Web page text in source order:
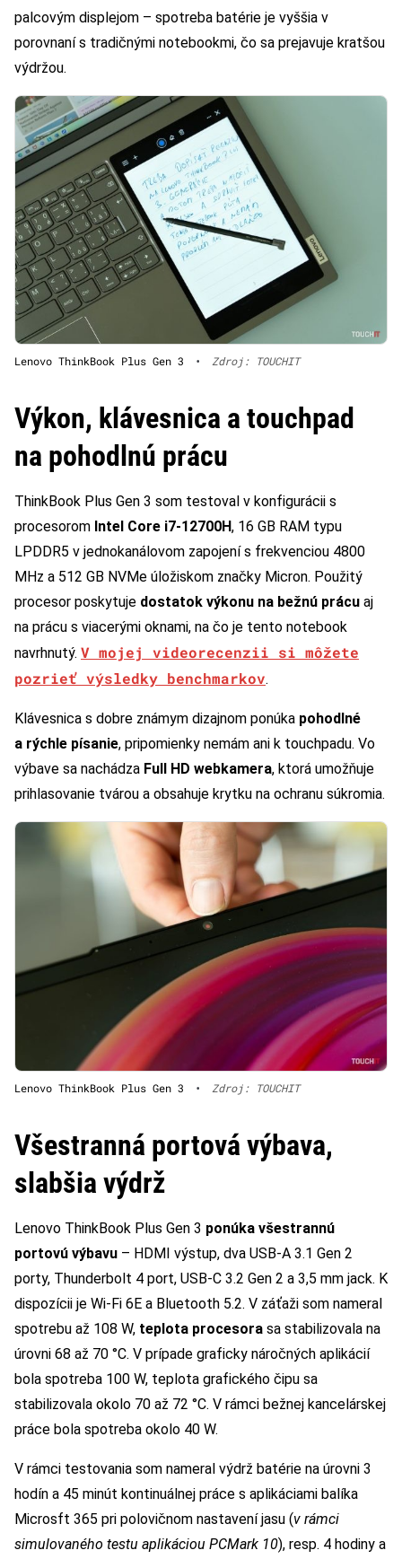
palcovým displejom – spotreba batérie je vyššia v
porovnaní s tradičnými notebookmi, čo sa prejavuje kratšou
výdržou.
Lenovo ThinkBook Plus Gen 3 • Zdroj: TOUCHIT
Výkon, klávesnica a touchpad
na pohodlnú prácu
ThinkBook Plus Gen 3 som testoval v konfigurácii s
procesorom Intel Core i7-12700H, 16 GB RAM typu
LPDDR5 v jednokanálovom zapojení s frekvenciou 4800
MHz a 512 GB NVMe úložiskom značky Micron. Použitý
procesor poskytuje dostatok výkonu na bežnú prácu aj
na prácu s viacerými oknami, na čo je tento notebook
navrhnutý. V mojej videorecenzii si môžete
pozrieť výsledky benchmarkov.
Klávesnica s dobre známym dizajnom ponúka pohodlné
a rýchle písanie, pripomienky nemám ani k touchpadu. Vo
výbave sa nachádza Full HD webkamera, ktorá umožňuje
prihlasovanie tvárou a obsahuje krytku na ochranu súkromia.
Lenovo ThinkBook Plus Gen 3 • Zdroj: TOUCHIT
Všestranná portová výbava,
slabšia výdrž
Lenovo ThinkBook Plus Gen 3 ponúka všestrannú
portovú výbavu – HDMI výstup, dva USB-A 3.1 Gen 2
porty, Thunderbolt 4 port, USB-C 3.2 Gen 2 a 3,5 mm jack. K
dispozícii je Wi-Fi 6E a Bluetooth 5.2. V záťaži som nameral
spotrebu až 108 W, teplota procesora sa stabilizovala na
úrovni 68 až 70 °C. V prípade graficky náročných aplikácií
bola spotreba 100 W, teplota grafického čipu sa
stabilizovala okolo 70 až 72 °C. V rámci bežnej kancelárskej
práce bola spotreba okolo 40 W.
V rámci testovania som nameral výdrž batérie na úrovni 3
hodín a 45 minút kontinuálnej práce s aplikáciami balíka
Microsft 365 pri polovičnom nastavení jasu (v rámci
simulovaného testu aplikáciou PCMark 10), resp. 4 hodiny a